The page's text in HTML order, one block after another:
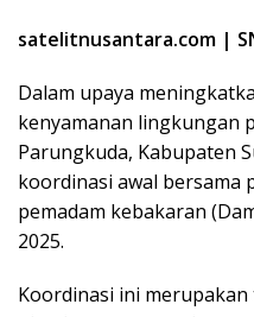
satelitnusantara.com |
Dalam upaya
kenyamanan lingkungan
Parungkuda, Kabupaten
koordinasi awal bersama
pemadam kebakaran
2025.
Koordinasi ini